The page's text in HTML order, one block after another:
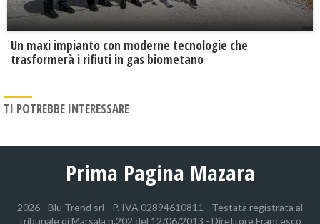
Un maxi impianto con moderne tecnologie che
trasformerà i rifiuti in gas biometano
TI POTREBBE INTERESSARE
Prima Pagina Mazara
2026 - Blu Trend srl - P. IVA 02894610811 - Testata registrata al
tribunale di Marsala n.202 del 12/06/2013 - Direttore Francesco